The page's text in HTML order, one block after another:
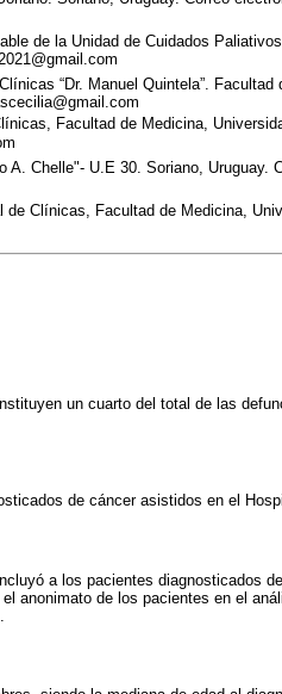
de la Unidad de Cuidados
“Dr. Manuel Quintela”.
Facultad de Medicina,
Chelle"- U.E 30. Soriano, Uruguay.
Clínicas, Facultad de Medicina,
un cuarto del total de las
de cáncer asistidos en el
a los pacientes diagnosticados
anonimato de los pacientes en el